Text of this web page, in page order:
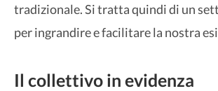
tradizionale. Si tratta quindi di un
per ingrandire e facilitare la nostra
Il collettivo in evidenza